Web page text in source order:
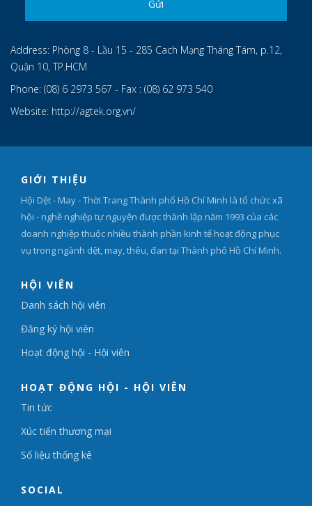
Address: Phòng 8 - Lầu 15 - 285 Cach Mạng Tháng Tám, p.12,
Quận 10, TP.HCM
Phone: (08) 6 2973 567 - Fax : (08) 62 973 540
Website: http://agtek.org.vn/
GIỚI THIỆU
Hội Dệt - May - Thời Trang Thành phố Hồ Chí Minh là tổ chức xã
hội - nghề nghiệp tự nguyện được thành lập năm 1993 của các
doanh nghiệp thuộc nhiều thành phần kinh tế hoạt động phục
vụ trong ngành dệt, may, thêu, đan tại Thành phố Hồ Chí Minh.
HỘI VIÊN
Danh sách hội viên
Đăng ký hội viên
Hoạt động hội - Hội viên
HOẠT ĐỘNG HỘI - HỘI VIÊN
Tin tức
Xúc tiến thương mại
Số liệu thống kê
SOCIAL